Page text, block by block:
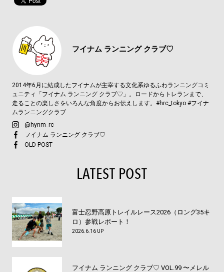
フイナム ランニング クラブ♡
2014年6月に結成したフイナムが主宰する文化系ゆるふわランニングコミ
ュニティ「フイナム ランニング クラブ♡」。ロードからトレランまで、
走ることの楽しさをいろんな角度からお伝えします。#hrc_tokyo #フイナ
ムランニングクラブ
@hynm_rc
フイナム ランニング クラブ♡
OLD POST
LATEST POST
富士忍野高原トレイルレース2026（ロング35キ
ロ）参戦レポート！
2026.6.16 UP
フイナム ランニング クラブ♡ VOL.99 〜メレル